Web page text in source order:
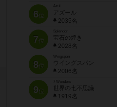
6位
Azul
アズール
2035名
7位
宝石の煌き
2028名
8位
Wingspan
ウイングスパン
2006名
9位
7 Wonders
世界の七不思議
1919名